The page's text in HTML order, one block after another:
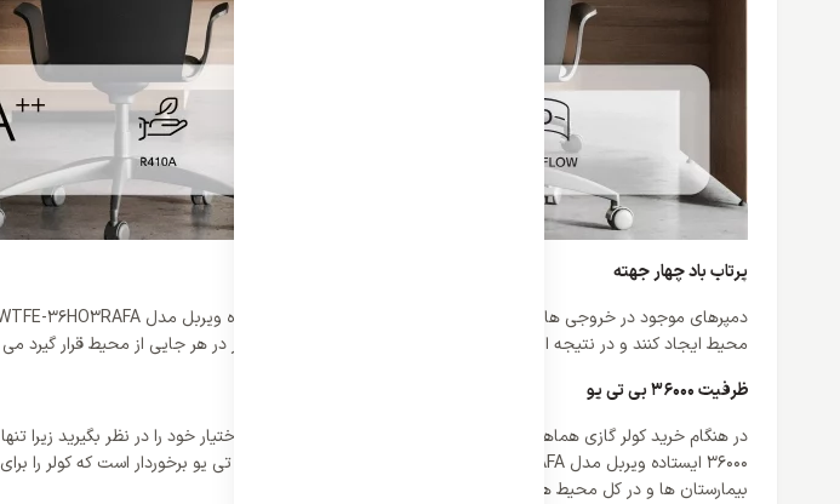
پرتاب باد چهار جهته
محیط ایجاد کنند و در نتیجه انتشار هوا به صورت همه جهته می باشد و کاربر در هر جایی از محیط قرار گیرد
ظرفیت 36000 بی تی یو
در هنگامخرید کولر گازی هماهنگی میان ظرفیت دمایی کولر گازی و متراژ در اختیار خود را در نظر بگیرید زیرا
بیمارستان ها و در کل محیط های دارای متراژ بالا می باشد.